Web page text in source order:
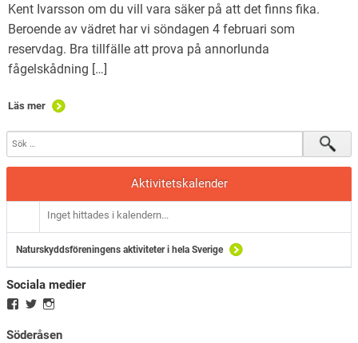
Maglaby kärr – restaurering
Kent Ivarsson om du vill vara säker på att det finns fika.
Beroende av vädret har vi söndagen 4 februari som
reservdag. Bra tillfälle att prova på annorlunda
fågelskådning […]
Läs mer
Aktivitetskalender
Inget hittades i kalendern...
Naturskyddsföreningens aktiviteter i hela Sverige
Sociala medier
Söderåsen